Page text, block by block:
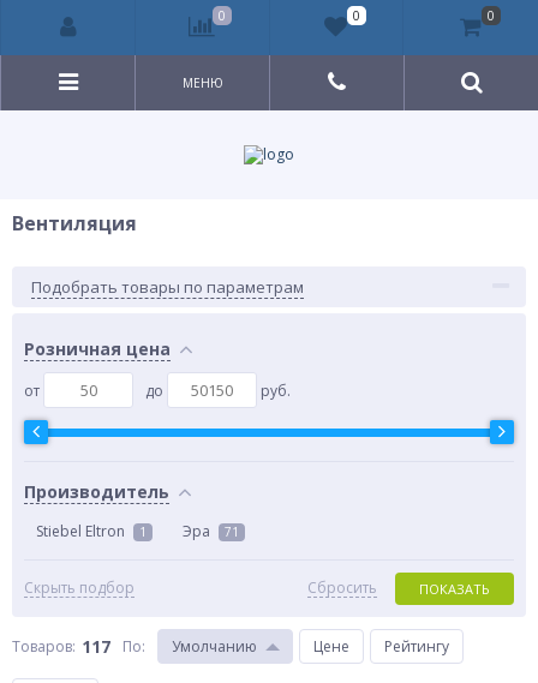
МЕНЮ
Вентиляция
Подобрать товары по параметрам
Розничная цена
от до руб.
Производитель
Stiebel Eltron 1 Эра 71
Скрыть подбор ПОКАЗАТЬ
Сбросить
Товаров: 117 По: Умолчанию Цене Рейтингу
0 0 0